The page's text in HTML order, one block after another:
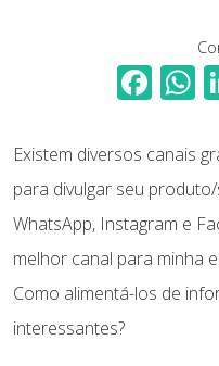
F
e
b
o
o
k
Existem diversos canais
para divulgar seu
WhatsApp, Instagram e
melhor canal para minha
Como alimentá-los de
interessantes?